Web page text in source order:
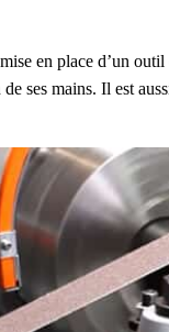
en place d’un
ses mains. Il est